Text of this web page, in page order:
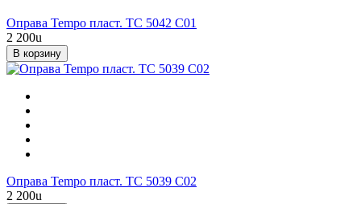
Оправа Tempo пласт. TC 5042 C01
2 200u
В корзину
Оправа Tempo пласт. TC 5039 C02
2 200u